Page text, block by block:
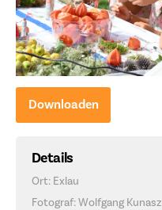
Downloaden
Details
Ort: Exlau
Fotograf: Wolfgang Kunasz